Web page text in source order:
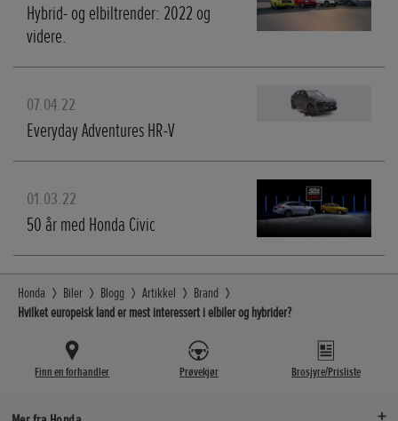
Hybrid- og elbiltrender: 2022 og
videre.
07.04.22
Everyday Adventures HR-V
01.03.22
50 år med Honda Civic
Honda Biler Blogg Artikkel
Brand
Hvilket europeisk land er mest interessert i elbiler og hybrider?
Finn en forhandler Prøvekjør Brosjyre/Prisliste